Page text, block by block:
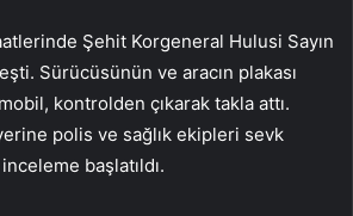
Şehit Korgeneral Hulusi Sayın
Sürücüsünün ve aracın plakası
kontrolden çıkarak takla attı.
polis ve sağlık ekipleri sevk
başlatıldı.